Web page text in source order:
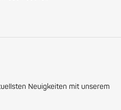
Neuigkeiten mit unserem